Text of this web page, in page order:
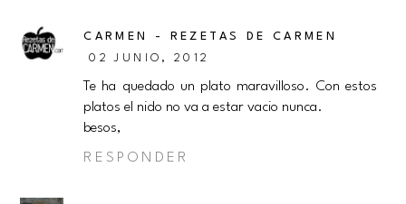
CARMEN - REZETAS DE CARMEN
02 JUNIO, 2012
Te ha quedado un plato maravilloso. Con estos
platos el nido no va a estar vacio nunca.
besos,
RESPONDER